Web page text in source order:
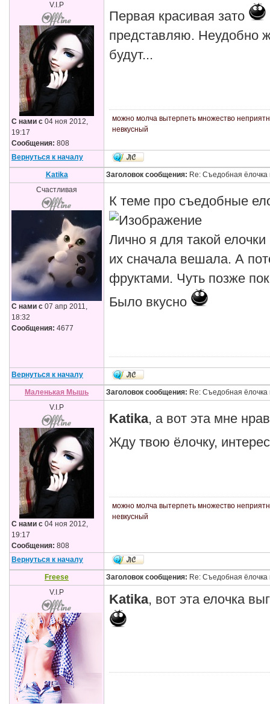
V.I.P
С нами с 04 ноя 2012,
19:17
Сообщения: 808
Первая красивая зато
представляю. Неудобно
будут...
можно молча вытерпеть множество
невкусный
Вернуться к началу
Katika Заголовок сообщения: Re: Съедобная ёлочка
Счастливая
С нами с 07 апр 2011,
18:32
Сообщения: 4677
К теме про съедобные
Лично я для такой
их сначала вешала. А
фруктами. Чуть позже
Было вкусно
Вернуться к началу
Маленькая Мышь Заголовок сообщения: Re: Съедобная ёлочка
V.I.P
С нами с 04 ноя 2012,
19:17
Сообщения: 808
Katika, а вот эта мне
Жду твою ёлочку,
можно молча вытерпеть множество
невкусный
Вернуться к началу
Freese Заголовок сообщения: Re: Съедобная ёлочка
V.I.P
Katika, вот эта елочка